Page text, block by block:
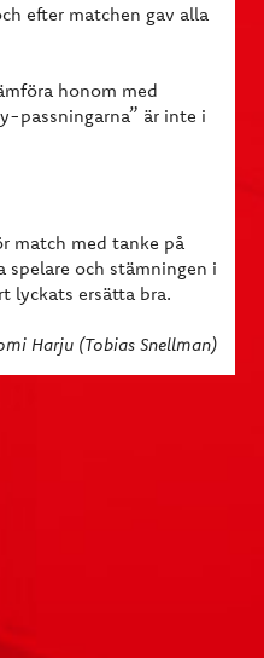
efter matchen gav alla
honom med
passningarna” är inte i
match med tanke på
spelare och stämningen i
lyckats ersätta bra.
Harju (Tobias Snellman)